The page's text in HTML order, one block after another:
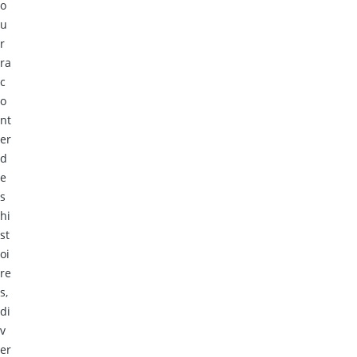
o
u
r
ra
c
o
nt
er
d
e
s
hi
st
oi
re
s,
di
v
er